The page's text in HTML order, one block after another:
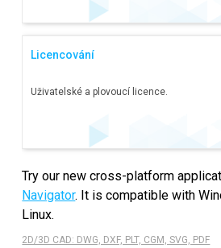
Licencování
Uživatelské a plovoucí licence.
Try our new cross-platform
Navigator. It is compatible with
Linux.
2D/3D CAD: DWG, DXF, PLT, CGM, SVG, PDF